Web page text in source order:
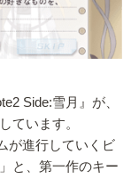
Side:雪月』が、
ています。
が進行していくビ
と、第一作のキー